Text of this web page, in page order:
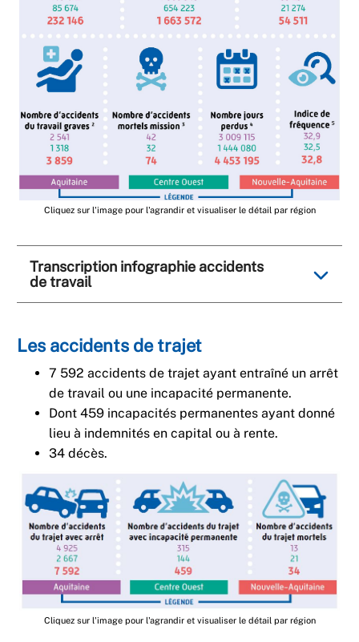
Cliquez sur l'image pour l'agrandir et visualiser le détail par région
Transcription infographie accidents
de travail
Les accidents de trajet
7 592 accidents de trajet ayant entraîné un arrêt
de travail ou une incapacité permanente.
Dont 459 incapacités permanentes ayant donné
lieu à indemnités en capital ou à rente.
34 décès.
Cliquez sur l'image pour l'agrandir et visualiser le détail par région